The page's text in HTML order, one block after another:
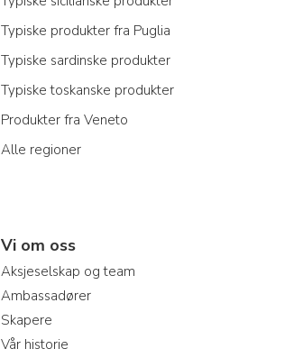
Typiske produkter fra Puglia
Typiske sardinske produkter
Typiske toskanske produkter
Produkter fra Veneto
Alle regioner
Vi om oss
Aksjeselskap og team
Ambassadører
Skapere
Vår historie